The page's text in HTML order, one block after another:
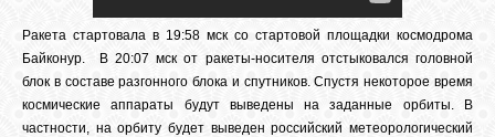
Ракета стартовала в 19:58 мск со стартовой площадки космодрома
Байконур. В 20:07 мск от ракеты-носителя отстыковался головной
блок в составе разгонного блока и спутников. Спустя некоторое время
космические аппараты будут выведены на заданные орбиты. В
частности, на орбиту будет выведен российский метеорологический